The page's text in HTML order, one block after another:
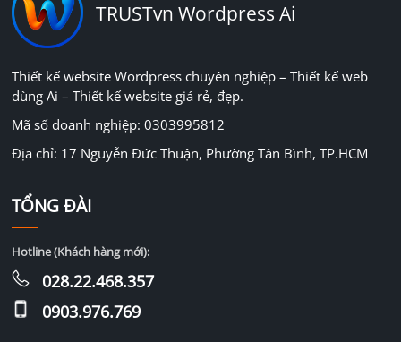
TRUSTvn Wordpress Ai
Thiết kế website Wordpress chuyên nghiệp – Thiết kế web
dùng Ai – Thiết kế website giá rẻ, đẹp.
Mã số doanh nghiệp: 0303995812
Địa chỉ: 17 Nguyễn Đức Thuận, Phường Tân Bình, TP.HCM
TỔNG ĐÀI
Hotline (Khách hàng mới):
028.22.468.357
0903.976.769